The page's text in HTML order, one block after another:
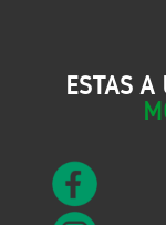
ESTAS